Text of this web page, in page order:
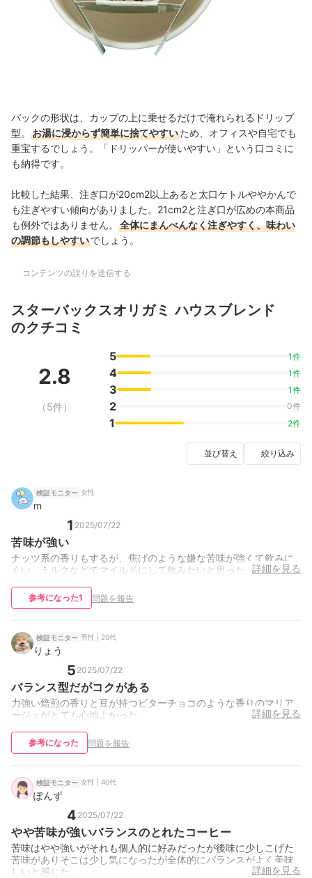
バックの形状は、カップの上に乗せるだけで淹れられるドリップ
型。
お湯に浸からず簡単に捨てやすいため、オフィスや自宅でも
重宝するでしょう。「ドリッパーが使いやすい」という口コミに
も納得です。
比較した結果、注ぎ口が20cm2以上あると太口ケトルややかんで
も注ぎやすい傾向がありました。21cm2と注ぎ口が広めの本商品
も例外ではありません。
全体にまんべんなく注ぎやすく、味わい
の調節もしやすいでしょう。
コンテンツの誤りを送信する
スターバックスオリガミ ハウスブレンド
のクチコミ
2.8
（5件）
5 1件
4 1件
3 1件
2 0件
1 2件
並び替え 絞り込み
検証モニター 女性
m
1 2025/07/22
苦味が強い
ナッツ系の香りもするが、焦げのような嫌な苦味が強くて飲みに
くい。ミルクなどでマイルドにして飲みたいと思った。詳細を見る
参考になった1 問題を報告
検証モニター 男性 | 20代
りょう
5 2025/07/22
バランス型だがコクがある
力強い焙煎の香りと豆が持つビターチョコのような香りのマリア
ージュがとても心地よかった。
詳細を見る
参考になった 問題を報告
検証モニター 女性 | 40代
ぽんず
4 2025/07/22
やや苦味が強いバランスのとれたコーヒー
苦味はやや強いがそれも個人的に好みだったが後味に少しこげた
苦味がありそこは少し気になったが全体的にバランスがよく美味
しいと感じた。
詳細を見る